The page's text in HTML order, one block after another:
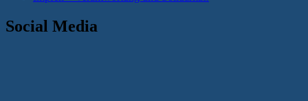
Social Media